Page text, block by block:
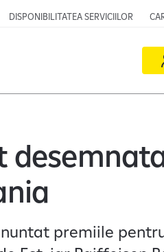
DISPONIBILITATEA SERVICIILOR
premiile